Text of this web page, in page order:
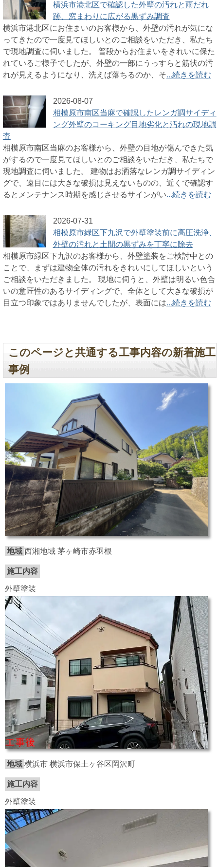
横浜市港北区で確認した外壁の汚れと雨だれ
跡、窓まわりに広がる黒ずみ調査
横浜市港北区にお住まいのお客様から、外壁の汚れが気にな
ってきたので一度見てほしいとのご相談をいただき、私たち
で現地調査に伺いました。 普段からお住まいをきれいに保た
れているご様子でしたが、外壁の一部にうっすらと筋状の汚
れが見えるようになり、洗えば落ちるのか、そ...続きを読む
2026-08-07
相模原市南区当麻で確認したレンガ調サイディ
ング外壁のコーキング目地劣化と汚れの現地調
査
相模原市南区当麻のお客様から、外壁の目地が傷んできた気
がするので一度見てほしいとのご相談をいただき、私たちで
現地調査に伺いました。 建物はお洒落なレンガ調サイディン
グで、遠目には大きな破損は見えないものの、近くで確認す
るとメンテナンス時期を感じさせるサインがい...続きを読む
2026-07-31
相模原市緑区下九沢で外壁塗装前に高圧洗浄、
外壁の汚れと土間の黒ずみを丁寧に除去
相模原市緑区下九沢のお客様から、外壁塗装をご検討中との
ことで、まずは建物全体の汚れをきれいにしてほしいという
ご相談をいただきました。 現地に伺うと、外壁は明るい色合
いの意匠性のあるサイディングで、全体として大きな破損が
目立つ印象ではありませんでしたが、表面には...続きを読む
このページと共通する工事内容の新着施工
事例
地域 西湘地域 茅ヶ崎市赤羽根
施工内容
外壁塗装
地域 横浜市 横浜市保土ヶ谷区岡沢町
施工内容
外壁塗装